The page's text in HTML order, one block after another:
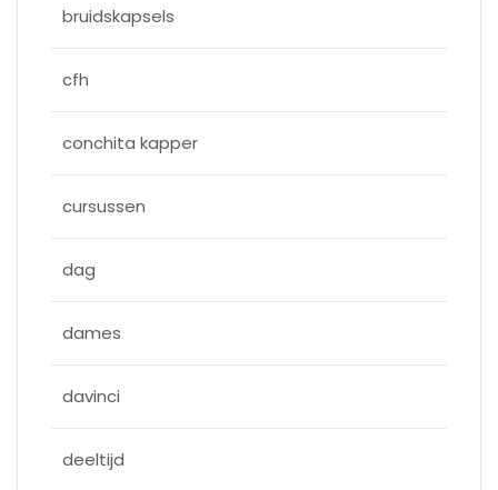
bruidskapsels
cfh
conchita kapper
cursussen
dag
dames
davinci
deeltijd